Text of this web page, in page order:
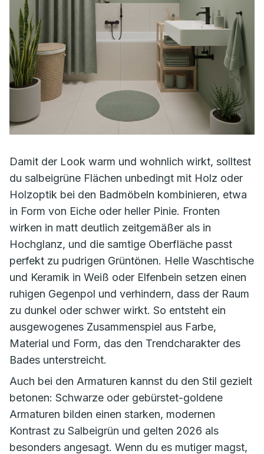
Damit der Look warm und wohnlich wirkt, solltest
du salbeigrüne Flächen unbedingt mit Holz oder
Holzoptik bei den Badmöbeln kombinieren, etwa
in Form von Eiche oder heller Pinie. Fronten
wirken in matt deutlich zeitgemäßer als in
Hochglanz, und die samtige Oberfläche passt
perfekt zu pudrigen Grüntönen. Helle Waschtische
und Keramik in Weiß oder Elfenbein setzen einen
ruhigen Gegenpol und verhindern, dass der Raum
zu dunkel oder schwer wirkt. So entsteht ein
ausgewogenes Zusammenspiel aus Farbe,
Material und Form, das den Trendcharakter des
Bades unterstreicht.
Auch bei den Armaturen kannst du den Stil gezielt
betonen: Schwarze oder gebürstet-goldene
Armaturen bilden einen starken, modernen
Kontrast zu Salbeigrün und gelten 2026 als
besonders angesagt. Wenn du es mutiger magst,